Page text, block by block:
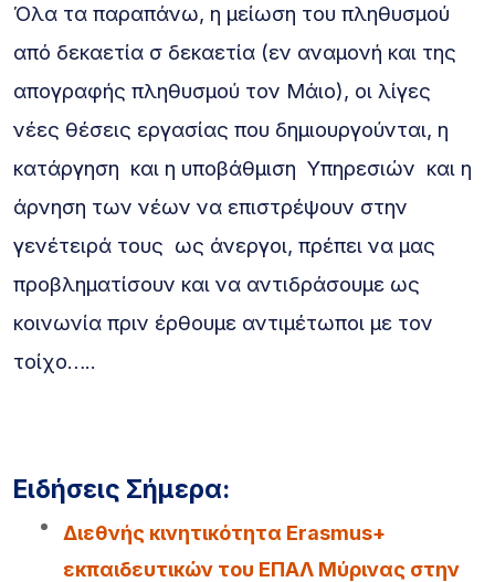
Όλα τα παραπάνω, η μείωση του πληθυσμού
από δεκαετία σ δεκαετία (εν αναμονή και της
απογραφής πληθυσμού τον Μάιο), οι λίγες
νέες θέσεις εργασίας που δημιουργούνται, η
κατάργηση και η υποβάθμιση Υπηρεσιών και η
άρνηση των νέων να επιστρέψουν στην
γενέτειρά τους ως άνεργοι, πρέπει να μας
προβληματίσουν και να αντιδράσουμε ως
κοινωνία πριν έρθουμε αντιμέτωποι με τον
τοίχο…..
Ειδήσεις Σήμερα:
Διεθνής κινητικότητα Erasmus+
εκπαιδευτικών του ΕΠΑΛ Μύρινας στην